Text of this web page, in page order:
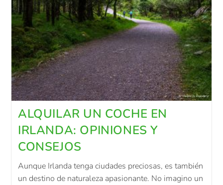
ALQUILAR UN COCHE EN
IRLANDA: OPINIONES Y
CONSEJOS
Aunque Irlanda tenga ciudades preciosas, es también
un destino de naturaleza apasionante. No imagino un